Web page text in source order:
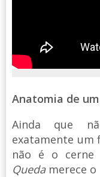
Anatomia de
Ainda que
exatamente um
não é o cerne
Quedamerece o